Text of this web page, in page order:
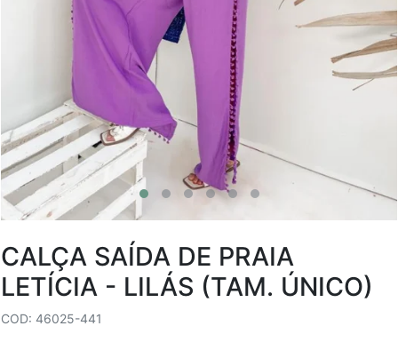
CALÇA SAÍDA DE PRAIA
LETÍCIA - LILÁS (TAM. ÚNICO)
COD: 46025-441